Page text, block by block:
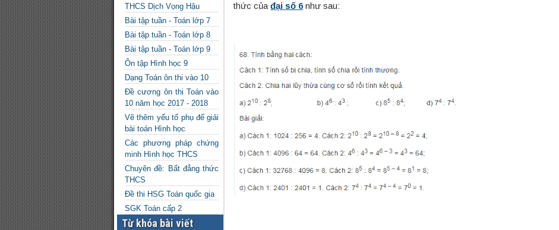
THCS Dịch Vọng Hậu
Bài tập tuần - Toán lớp 7
Bài tập tuần - Toán lớp 8
Bài tập tuần - Toán lớp 9
Ôn tập Hình học 9
Dạng Toán ôn thi vào 10
Đề cương ôn thi Toán vào
10 năm học 2017 - 2018
Vẽ thêm yếu tố phụ để giải
bài toán Hình học
Các phương pháp chứng
minh Hình học THCS
Chuyên đề: Bất đẳng thức
THCS
Đề thi HSG Toán quốc gia
SGK Toán cấp 2
Từ khóa bài viết
thức củađại số 6như sau: